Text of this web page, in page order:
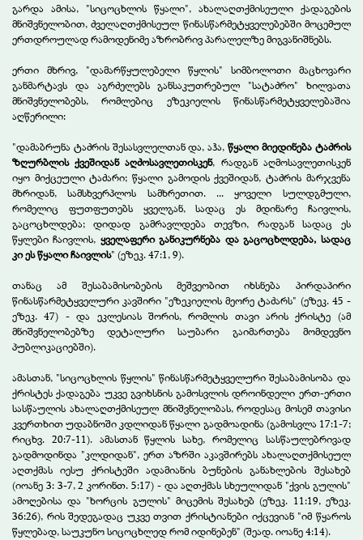
გარდა ამისა, "სიცოცხლის წყალი", ახალაღთქმისეული ქადაგების
მნიშვნელობით, ძველაღთქმისეულ წინასწარმეტყველებებში მოცემულ
ერთდროულად რამოდენიმე აზრობრივ პარალელზე მიგვანიშნებს.
ერთი მხრივ, "დამარწყულებელი წყლის" სიმბოლოთი მაცხოვარი
განმარტავს და აგრძელებს განსაკუთრებულ "სატაძრო" ხილვათა
მნიშვნელობებს, რომლებიც ეზეკიელის წინასწარმეტყველებაშია
აღწერილი:
"დამაბრუნა ტაძრის შესასვლელთან და, აჰა,წყალი მიედინება ტაძრის
ზღურბლის ქვეშიდან აღძოსავლეთისკენ, რადგან აღმოსავლეთისკენ
იყო მიქცეული ტაძარი; წყალი გამოდის ქვეშიდან, ტაძრის მარჯვენა
მხრიდან, სამსხვერპლოს სამხრეთით. ... ყოველი სულდგმული,
რომელიც ფუთფუთებს ყველგან, სადაც ეს მდინარე ჩაივლის,
გაცოცხლდება; დიდად გამრავლდება თევზი, რადგან სადაც ეს
წყლები ჩაივლის, ყველაფერი განიკურნება და გაცოცხლდება, სადაც
კი ეს წყალი ჩაივლის" (ეზეკ. 47:1, 9).
თანაც ამ შესაბამისობების მეშვეობით იხსნება პირდაპირი
წინასწარმეტყველური კავშირი "ეზეკიელის მეორე ტაძარს" (ეზეკ. 45 -
ეზეკ. 47) - და ეკლესიას შორის, რომლის თავი არის ქრისტე (ამ
მნიშვნელობებზე დეტალური საუბარი გაიმართება მომდევნო
პუბლიკაციებში).
ამასთან, "სიცოცხლის წყლის" წინასწარმეტყველური შესაბამისობა და
ქრისტეს ქადაგება უკვე გვიხსნის გამოსვლის დროინდელი ერთ-ერთი
სასწაულის ახალაღთქმისეულ მნიშვნელობას, როდესაც მოსემ თავისი
კვერთხით უდაბნოში კდლიდან წყალი გადმოადინა (გამოსვლა 17:1-7;
რიცხვ. 20:7-11). ამასთან წყლის სახე, რომელიც სასწაულებრივად
გადმოდინდა "კლდიდან", ერთ აზრში აკავშირებს ახალაღთქმისეულ
აღთქმას იესუ ქრისტეში ადამიანის ბუნების განახლების შესახებ
(იოანე 3: 3-7, 2 კორინთ. 5:17) - და აღთქმას სხეულიდან "ქვის გულის"
ამოღებისა და "ხორცის გულის" მიცემის შესახებ (ეზეკ. 11:19, ეზეკ.
36:26), რის შედეგადაც უკვე თვით ქრისტიანები იქცევიან "იმ წყაროს
წყლებად, საუკუნო სიცოცხლედ რომ იდინებენ" (შეად. იოანე 4:14).